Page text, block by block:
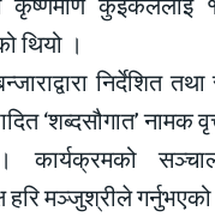
थियो ।
निर्देशित
‘शब्दसौगात’ नामक
कार्यक्रमको
मञ्जुश्रीले गर्नुभएको